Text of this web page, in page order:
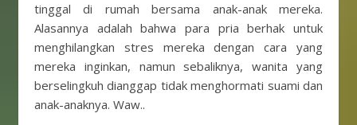
tinggal di rumah bersama anak-anak mereka.
Alasannya adalah bahwa para pria berhak untuk
menghilangkan stres mereka dengan cara yang
mereka inginkan, namun sebaliknya, wanita yang
berselingkuh dianggap tidak menghormati suami dan
anak-anaknya. Waw..